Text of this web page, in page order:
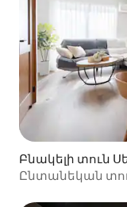
Բնակելի տուն
Ընտանեկան տուն